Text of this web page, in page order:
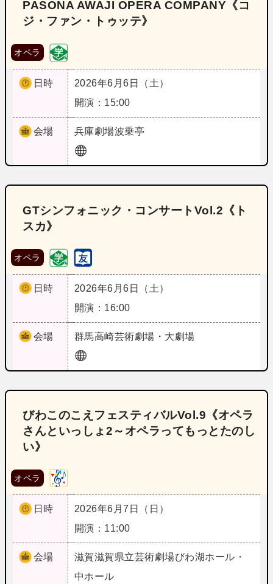
PASONA AWAJI OPERA COMPANY《コ
ジ・ファン・トゥッテ》
オペラ
日時
2026年6月6日（土）
開演：15:00
会場 兵庫劇場波乗亭
GTシンフォニック・コンサートVol.2《ト
スカ》
オペラ
日時
2026年6月6日（土）
開演：16:00
会場 群馬高崎芸術劇場・大劇場
びわこのこえフェスティバルVol.9《オペラ
さんといっしょ2～オペラってもっとたのし
い》
オペラ
日時
2026年6月7日（日）
開演：11:00
会場 滋賀滋賀県立芸術劇場びわ湖ホール・
中ホール